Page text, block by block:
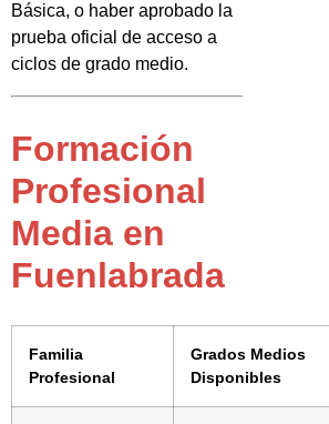
Básica, o haber aprobado la
prueba oficial de acceso a
ciclos de grado medio.
Formación
Profesional
Media en
Fuenlabrada
Familia
Profesional
Grados Medios
Disponibles